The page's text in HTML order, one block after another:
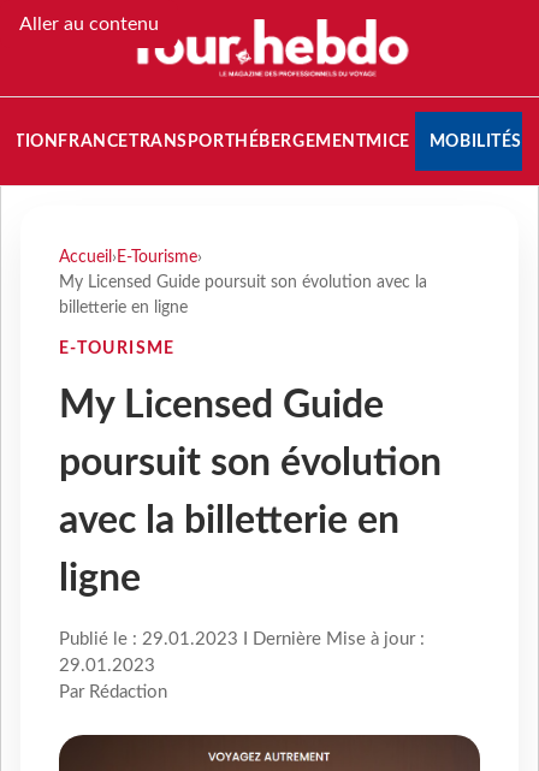
Aller au contenu
FRANCETRANSPORT HÉBERGEMENTMICE MOBILITÉS
Accueil › E-Tourisme›
My Licensed Guide poursuit son évolution avec la
billetterie en ligne
E-TOURISME
My Licensed Guide
poursuit son évolution
avec la billetterie en
ligne
Publié le : 29.01.2023 I Dernière Mise à jour :
29.01.2023
Par Rédaction